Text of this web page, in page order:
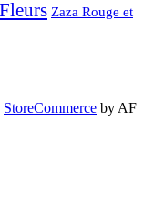
Zaza Rouge et
StoreCommerce by AF